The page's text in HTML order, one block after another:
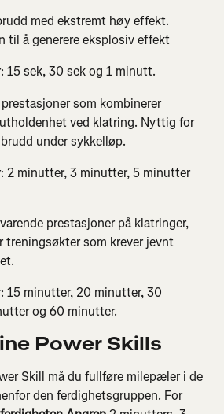
med ekstremt høy effekt.
til å generere eksplosiv effekt
15 sek, 30 sek og 1 minutt.
som kombinerer
ved klatring. Nyttig for
under sykkelløp.
2 minutter, 3 minutter, 5 minutter
prestasjoner på klatringer,
treningsøkter som krever jevnt
15 minutter, 20 minutter, 30
og 60 minutter.
Power Skills
Skill må du fullføre milepæler i de
den ferdighetsgruppen. For